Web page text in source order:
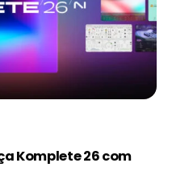
Komplete 26 com